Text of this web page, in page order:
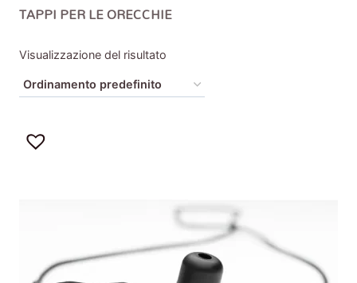
TAPPI PER LE ORECCHIE
Visualizzazione del risultato